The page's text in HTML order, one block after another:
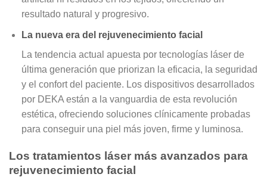
resultado natural y progresivo.
La nueva era del rejuvenecimiento facial
La tendencia actual apuesta por tecnologías láser de
última generación que priorizan la eficacia, la seguridad
y el confort del paciente. Los dispositivos desarrollados
por DEKA están a la vanguardia de esta revolución
estética, ofreciendo soluciones clínicamente probadas
para conseguir una piel más joven, firme y luminosa.
Los tratamientos láser más avanzados para
rejuvenecimiento facial